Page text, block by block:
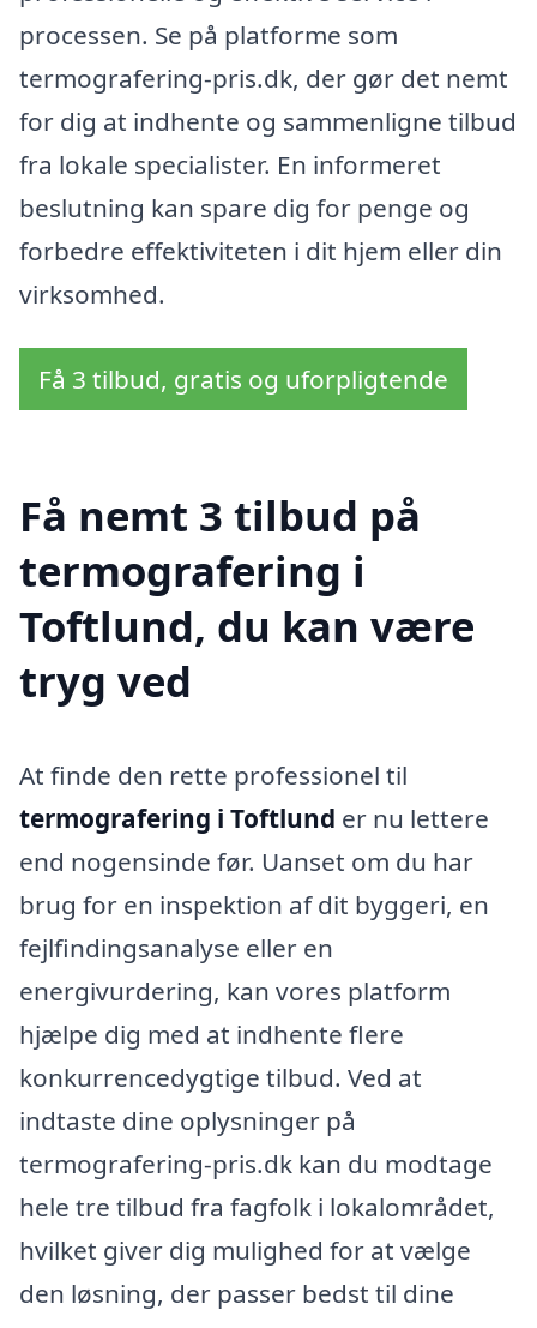
processen. Se på platforme som
termografering-pris.dk, der gør det nemt
for dig at indhente og sammenligne tilbud
fra lokale specialister. En informeret
beslutning kan spare dig for penge og
forbedre effektiviteten i dit hjem eller din
virksomhed.
Få 3 tilbud, gratis og uforpligtende
Få nemt 3 tilbud på
termografering i
Toftlund, du kan være
tryg ved
At finde den rette professionel til
termografering i Toftlund er nu lettere
end nogensinde før. Uanset om du har
brug for en inspektion af dit byggeri, en
fejlfindingsanalyse eller en
energivurdering, kan vores platform
hjælpe dig med at indhente flere
konkurrencedygtige tilbud. Ved at
indtaste dine oplysninger på
termografering-pris.dk kan du modtage
hele tre tilbud fra fagfolk i lokalområdet,
hvilket giver dig mulighed for at vælge
den løsning, der passer bedst til dine